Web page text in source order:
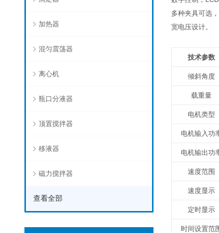
加热器
混匀震荡器
离心机
瓶口分液器
顶置搅拌器
移液器
磁力搅拌器
查看全部
多种夹具可选
宽电压设计。
技术参数
倾斜角度
载重量
电机类型
电机输入功
电机输出功
速度范围
速度显示
定时显示
时间设置范